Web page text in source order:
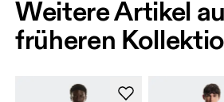
Weitere Artikel
früheren